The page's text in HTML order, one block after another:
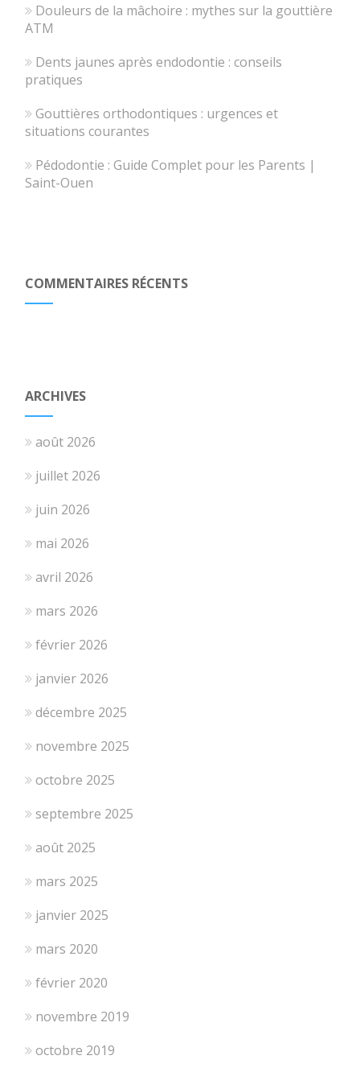
Douleurs de la mâchoire : mythes sur la gouttière
ATM
Dents jaunes après endodontie : conseils
pratiques
Gouttières orthodontiques : urgences et
situations courantes
Pédodontie : Guide Complet pour les Parents |
Saint-Ouen
COMMENTAIRES RÉCENTS
ARCHIVES
août 2026
juillet 2026
juin 2026
mai 2026
avril 2026
mars 2026
février 2026
janvier 2026
décembre 2025
novembre 2025
octobre 2025
septembre 2025
août 2025
mars 2025
janvier 2025
mars 2020
février 2020
novembre 2019
octobre 2019